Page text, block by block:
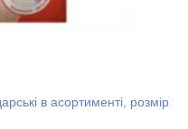
в асортименті, розмір